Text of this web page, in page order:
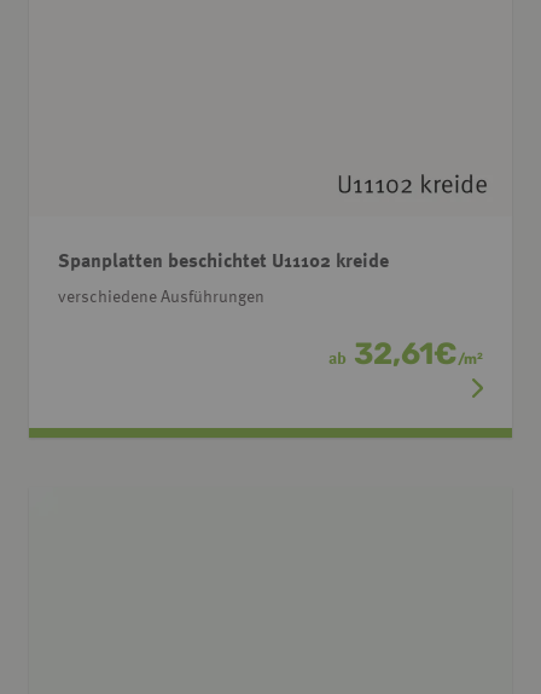
Spanplatten beschichtet U11102 kreide
verschiedene Ausführungen
ab 32,61€/m2